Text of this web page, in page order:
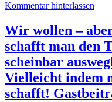
Kommentar hinterlassen
Wir wollen –
schafft man den
scheinbar
Vielleicht indem
schafft!